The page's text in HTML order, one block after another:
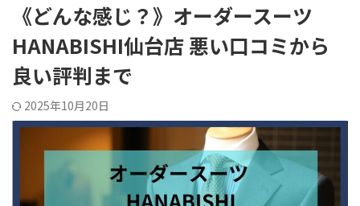
《どんな感じ？》オーダースーツ
HANABISHI仙台店 悪い口コミから
良い評判まで
2025年10月20日